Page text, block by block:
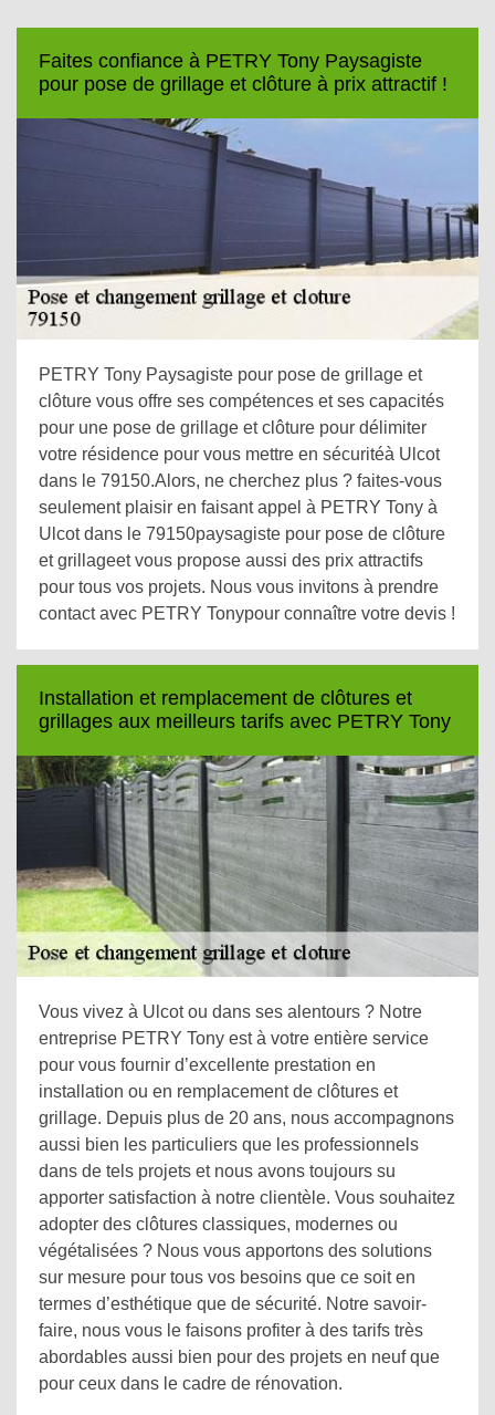
Faites confiance à PETRY Tony Paysagiste
pour pose de grillage et clôture à prix attractif !
PETRY Tony Paysagiste pour pose de grillage et
clôture vous offre ses compétences et ses capacités
pour une pose de grillage et clôture pour délimiter
votre résidence pour vous mettre en sécuritéà Ulcot
dans le 79150.Alors, ne cherchez plus ? faites-vous
seulement plaisir en faisant appel à PETRY Tony à
Ulcot dans le 79150paysagiste pour pose de clôture
et grillageet vous propose aussi des prix attractifs
pour tous vos projets. Nous vous invitons à prendre
contact avec PETRY Tonypour connaître votre devis !
Installation et remplacement de clôtures et
grillages aux meilleurs tarifs avec PETRY Tony
Vous vivez à Ulcot ou dans ses alentours ? Notre
entreprise PETRY Tony est à votre entière service
pour vous fournir d’excellente prestation en
installation ou en remplacement de clôtures et
grillage. Depuis plus de 20 ans, nous accompagnons
aussi bien les particuliers que les professionnels
dans de tels projets et nous avons toujours su
apporter satisfaction à notre clientèle. Vous souhaitez
adopter des clôtures classiques, modernes ou
végétalisées ? Nous vous apportons des solutions
sur mesure pour tous vos besoins que ce soit en
termes d’esthétique que de sécurité. Notre savoir-
faire, nous vous le faisons profiter à des tarifs très
abordables aussi bien pour des projets en neuf que
pour ceux dans le cadre de rénovation.